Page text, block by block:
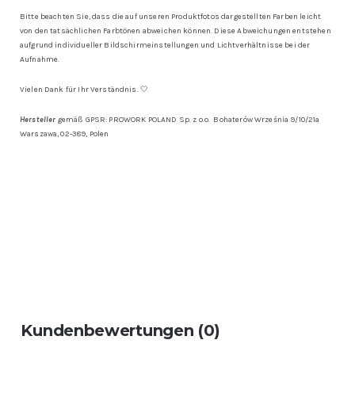
Bitte beachten Sie, dass die auf unseren Produktfotos dargestellten Farben leicht
von den tatsächlichen Farbtönen abweichen können. Diese Abweichungen entstehen
aufgrund individueller Bildschirmeinstellungen und Lichtverhältnisse bei der
Aufnahme.
Vielen Dank für Ihr Verständnis. 🤍
Hersteller gemäß GPSR: PROWORK POLAND Sp. z o.o. Bohaterów Września 9/10/21a
Warszawa, 02-389, Polen
Kundenbewertungen (0)